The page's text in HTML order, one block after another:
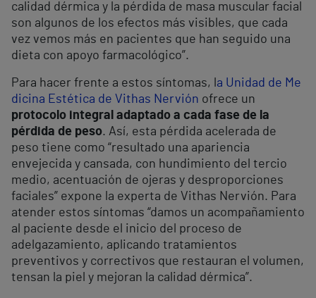
calidad dérmica y la pérdida de masa muscular facial
son algunos de los efectos más visibles, que cada
vez vemos más en pacientes que han seguido una
dieta con apoyo farmacológico”.
Para hacer frente a estos síntomas, l a Unidad de Me
dicina Estética de Vithas Nervión ofrece un
protocolo integral adaptado a cada fase de la
pérdida de peso. Así, esta pérdida acelerada de
peso tiene como “resultado una apariencia
envejecida y cansada, con hundimiento del tercio
medio, acentuación de ojeras y desproporciones
faciales” expone la experta de Vithas Nervión. Para
atender estos síntomas “damos un acompañamiento
al paciente desde el inicio del proceso de
adelgazamiento, aplicando tratamientos
preventivos y correctivos que restauran el volumen,
tensan la piel y mejoran la calidad dérmica”.